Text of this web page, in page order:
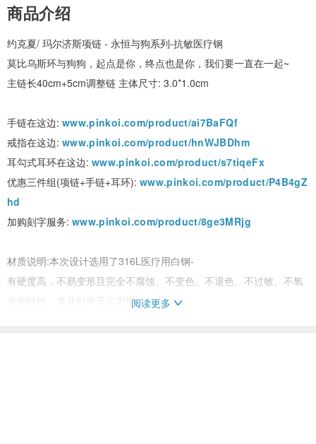
商品介绍
约克夏/ 玛尔济斯项链 - 永恒与狗系列-抗敏医疗钢
莫比乌斯环与狗狗，起点是你，终点也是你，我们要一直在一起~
主链长40cm+5cm调整链 主体尺寸: 3.0*1.0cm
手链在这边: www.pinkoi.com/product/ai7BaFQf
戒指在这边: www.pinkoi.com/product/hnWJBDhm
耳勾式耳环在这边: www.pinkoi.com/product/s7tiqeFx
优惠三件组(项链+手链+耳环): www.pinkoi.com/product/P4B4gZ
hd
加购刻字服务: www.pinkoi.com/product/8ge3MRjg
材质说明:本次设计选用了316L医疗用白钢-
有硬度高，不易变形且完全不腐蚀、不变色、不退色、不过敏、不氧
化的特性，兼具时尚及实用性。阅读更多